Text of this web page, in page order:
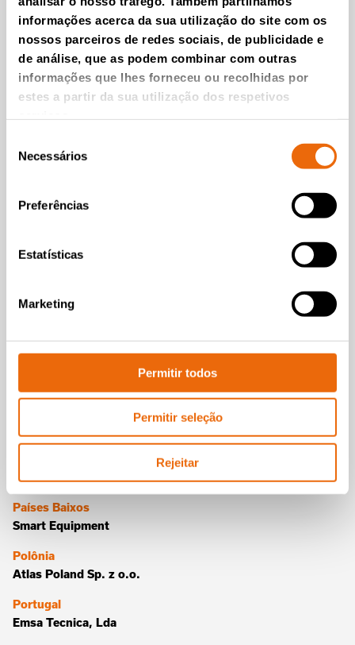
informações acerca da sua utilização do site com os
nossos parceiros de redes sociais, de publicidade e
de análise, que as podem combinar com outras
informações que lhes forneceu ou recolhidas por
estes a partir da sua utilização dos respetivos
deNecessários
Preferências
Estatísticas
Marketing
Permitir todos
Permitir seleção
Rejeitar
Finlândia
Tana Rental
França
Grécia
Magne Gitmark & Co AS
Países Baixos
Smart Equipment
Polônia
Atlas Poland Sp. z o.o.
Portugal
Emsa Tecnica, Lda